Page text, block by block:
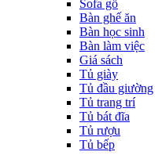
Sofa gỗ
Bàn ghế ăn
Bàn học sinh
Bàn làm việc
Giá sách
Tủ giày
Tủ đầu giường
Tủ trang trí
Tủ bát đĩa
Tủ rượu
Tủ bếp